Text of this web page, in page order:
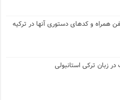
همراه و کدهای دستوری آنها در ترکیه
زبان ترکی استانبولی